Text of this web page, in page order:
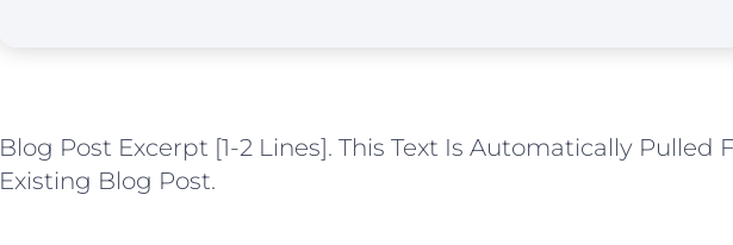
Blog Post Excerpt [1-2 Lines]. This Text Is Automatically Pulled
Existing Blog Post.